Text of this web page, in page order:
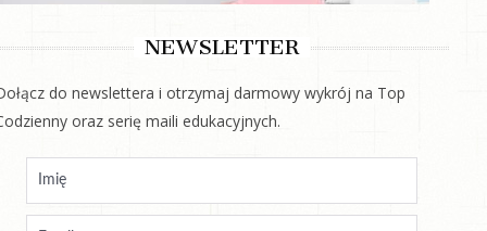
NEWSLETTER
do newslettera i otrzymaj darmowy wykrój na Top
oraz serię maili edukacyjnych.